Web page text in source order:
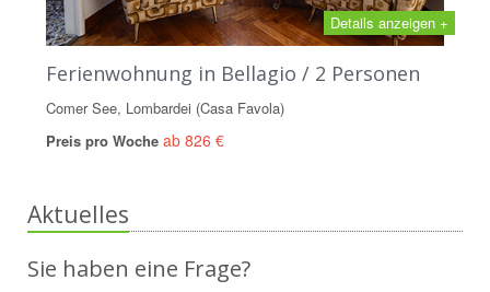
Details anzeigen +
Ferienwohnung in Bellagio / 2 Personen
Comer See, Lombardei (Casa Favola)
Preis pro Woche ab 826 €
Aktuelles
Sie haben eine Frage?